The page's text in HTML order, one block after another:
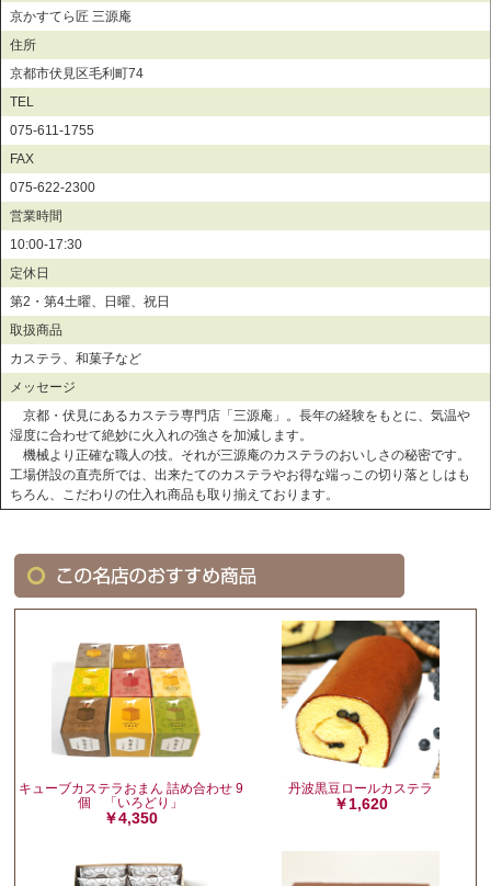
京かすてら匠 三源庵
住所
京都市伏見区毛利町74
TEL
075-611-1755
FAX
075-622-2300
営業時間
10:00-17:30
定休日
第2・第4土曜、日曜、祝日
取扱商品
カステラ、和菓子など
メッセージ
京都・伏見にあるカステラ専門店「三源庵」。長年の経験をもとに、気温や
湿度に合わせて絶妙に火入れの強さを加減します。
機械より正確な職人の技。それが三源庵のカステラのおいしさの秘密です。
工場併設の直売所では、出来たてのカステラやお得な端っこの切り落としはも
ちろん、こだわりの仕入れ商品も取り揃えております。
キューブカステラおまん 詰め合わせ 9
個 「いろどり」
￥4,350
丹波黒豆ロールカステラ
￥1,620